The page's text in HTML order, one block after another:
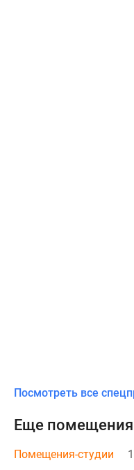
Посмотреть все
Еще
Помещения-студии